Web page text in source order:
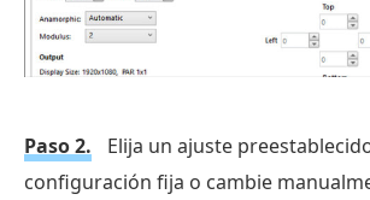
Paso 2.
Elija un ajuste
configuración fija o cambie